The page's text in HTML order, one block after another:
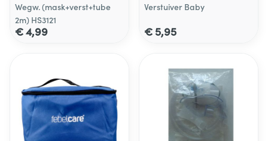
Wegw. (mask+verst+tube
2m) HS3121
€ 4,99
Verstuiver Baby
€ 5,95